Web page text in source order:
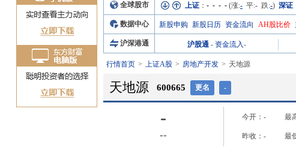
全球股市 上证 ： - - - - (涨:- 平:- 跌:-) 深证
数据中心 新股申购 新股日历 资金流向 AH股比价
沪深港通 沪股通 - 资金流入-
行情首页 上证A股 房地产开发 天地源
天地源 600665 更名 -
-
--
今开： - 最
昨收： - 最